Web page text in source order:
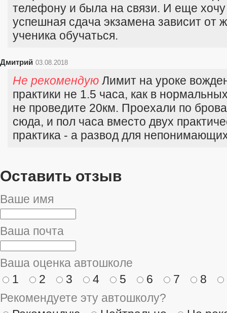
телефону и была на связи. И еще хочу
успешная сдача экзамена зависит от
ученика обучаться.
Дмитрий 03.08.2018
Не рекомендую Лимит на уроке
практики не 1.5 часа, как в
не проведите 20км. Проехали по
сюда, и пол часа вместо двух
практика - а развод для
Оставить отзыв
Ваше имя
Ваша почта
Ваша оценка автошколе
1
2 3 4 5 6 7
8
Рекомендуете эту автошколу?